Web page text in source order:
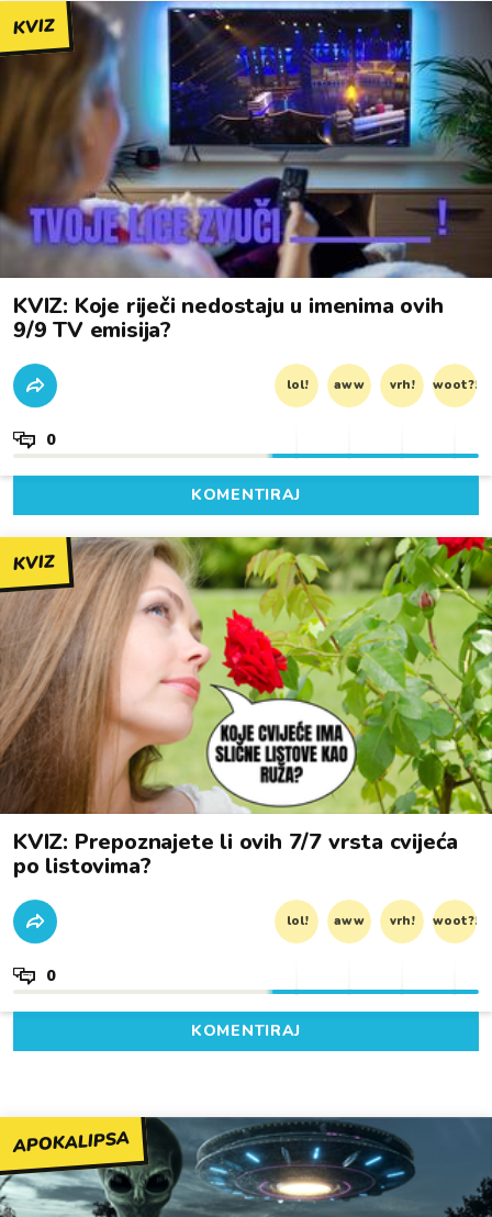
KVIZ
KVIZ: Koje riječi nedostaju u imenima ovih
9/9 TV emisija?
lol! aww vrh! woot?!
0
KOMENTIRAJ
KVIZ
KVIZ: Prepoznajete li ovih 7/7 vrsta cvijeća
po listovima?
lol! aww vrh! woot?!
0
KOMENTIRAJ
APOKALIPSA